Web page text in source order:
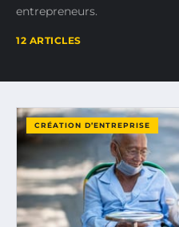
entrepreneurs.
12 ARTICLES
CRÉATION D’ENTREPRISE